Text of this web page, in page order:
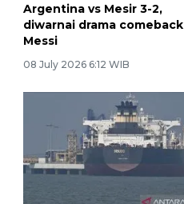
Argentina vs Mesir 3-2,
diwarnai drama comeback
Messi
08 July 2026 6:12 WIB